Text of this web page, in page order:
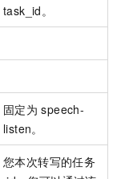
task_id。
固定为 speech-
listen。
您本次转写的任务